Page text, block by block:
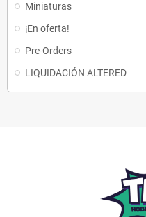
Miniaturas
¡En oferta!
Pre-Orders
LIQUIDACIÓN ALTERED